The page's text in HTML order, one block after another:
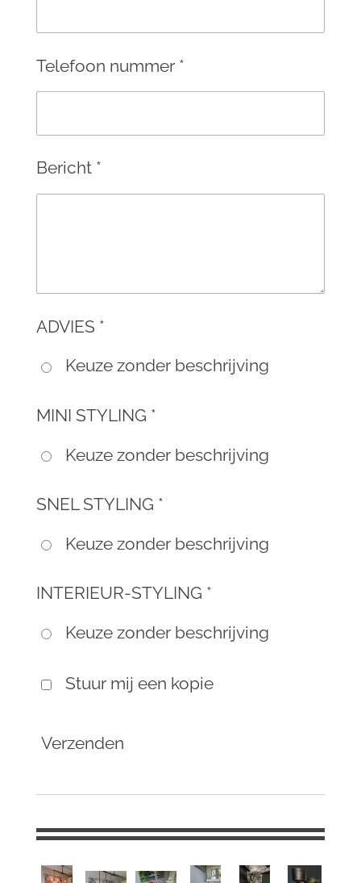
Telefoon nummer *
Bericht *
ADVIES *
Keuze zonder beschrijving
MINI STYLING *
Keuze zonder beschrijving
SNEL STYLING *
Keuze zonder beschrijving
INTERIEUR-STYLING *
Keuze zonder beschrijving
Stuur mij een kopie
Verzenden